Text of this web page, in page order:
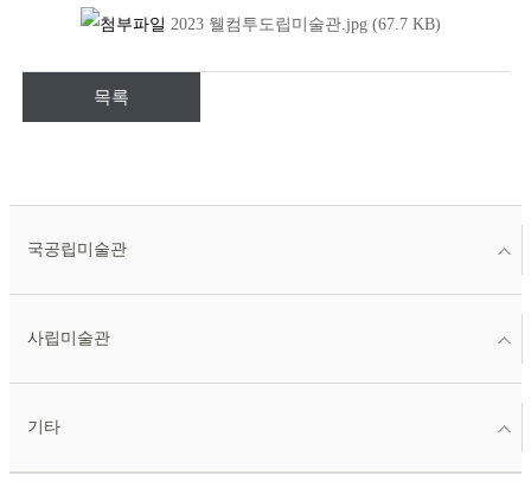
2023 웰컴투도립미술관.jpg (67.7 KB)
목록
국공립미술관
사립미술관
기타